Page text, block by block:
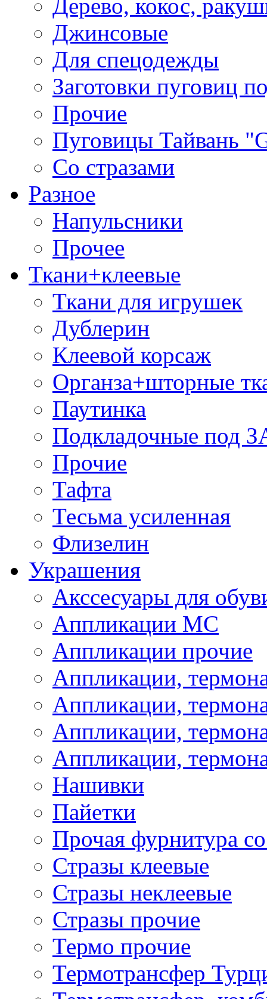
Дерево, кокос,
Джинсовые
Для спецодежды
Заготовки пуговиц
Прочие
Пуговицы Тайвань
Со стразами
Разное
Напульсники
Прочее
Ткани+клеевые
Ткани для игрушек
Дублерин
Клеевой корсаж
Органза+шторные
Паутинка
Подкладочные под
Прочие
Тафта
Тесьма усиленная
Флизелин
Украшения
Акссесуары для
Аппликации МС
Аппликации прочие
Аппликации,
Аппликации,
Аппликации,
Аппликации,
Нашивки
Пайетки
Прочая фурнитура
Стразы клеевые
Стразы неклеевые
Стразы прочие
Термо прочие
Термотрансфер